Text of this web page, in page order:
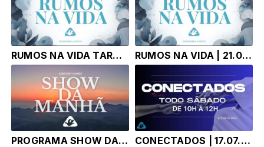
RUMOS NA VIDA TARDE | 21.07.26 | Pr. Érico Rodolpho Bussinger RUMOS NA VIDA | 21.07.26 | Pr. Érico Rodolpho Bussinger
PROGRAMA SHOW DA MANHÃ - TONY CORRÊA | 21.07.26 | CONECTADOS | 17.07.26 | TONY CORREA